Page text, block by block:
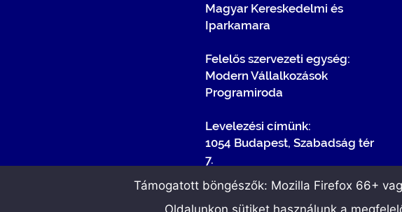
Magyar Kereskedelmi és
Iparkamara
Felelős szervezeti egység:
Modern Vállalkozások
Programiroda
Levelezési címünk:
1054 Budapest, Szabadság tér
7.
Támogatott böngészők: Mozilla Firefox 66+
Oldalunkon sütiket használunk a